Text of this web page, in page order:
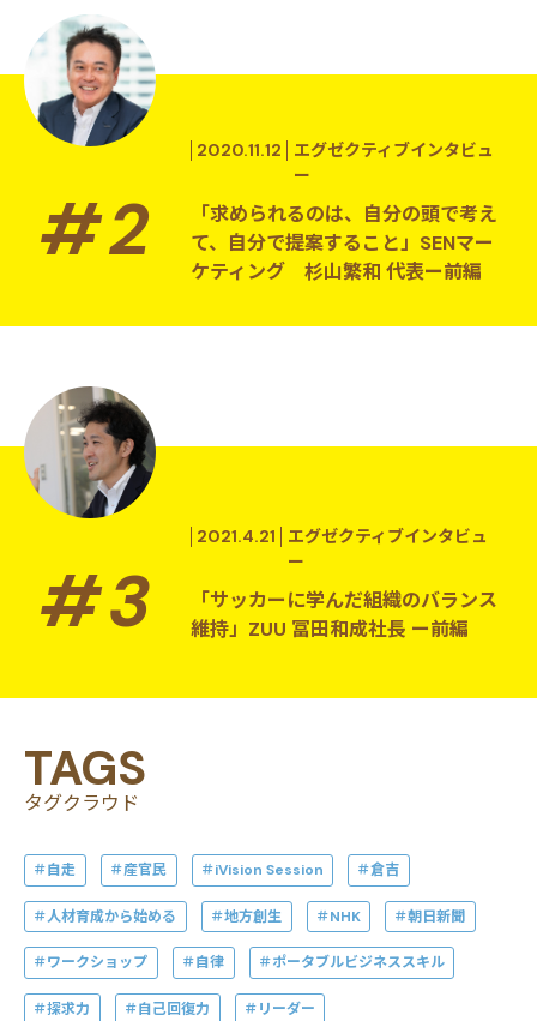
「求められるのは、自分の頭で考え
て、自分で提案すること」SENマー
ケティング 杉山繁和 代表ー前編
エグゼクティブインタビュ
ー
2020.11.12
「サッカーに学んだ組織のバランス
維持」ZUU 冨田和成社長 ー前編
エグゼクティブインタビュ
ー
2021.4.21
TAGS
タグクラウド
自走 産官民 iVision Session 倉吉
人材育成から始める 地方創生 NHK 朝日新聞
ワークショップ 自律 ポータブルビジネススキル
探求力 自己回復力 リーダー